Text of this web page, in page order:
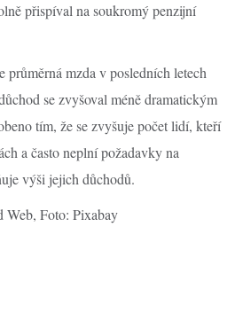
přispíval na soukromý penzijní
průměrná mzda v posledních letech
se zvyšoval méně dramatickým
tím, že se zvyšuje počet lidí, kteří
a často neplní požadavky na
výši jejich důchodů.
Foto: Pixabay